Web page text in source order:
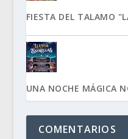
FIESTA DEL TALAMO
UNA NOCHE MÁGICA
COMENTARIOS